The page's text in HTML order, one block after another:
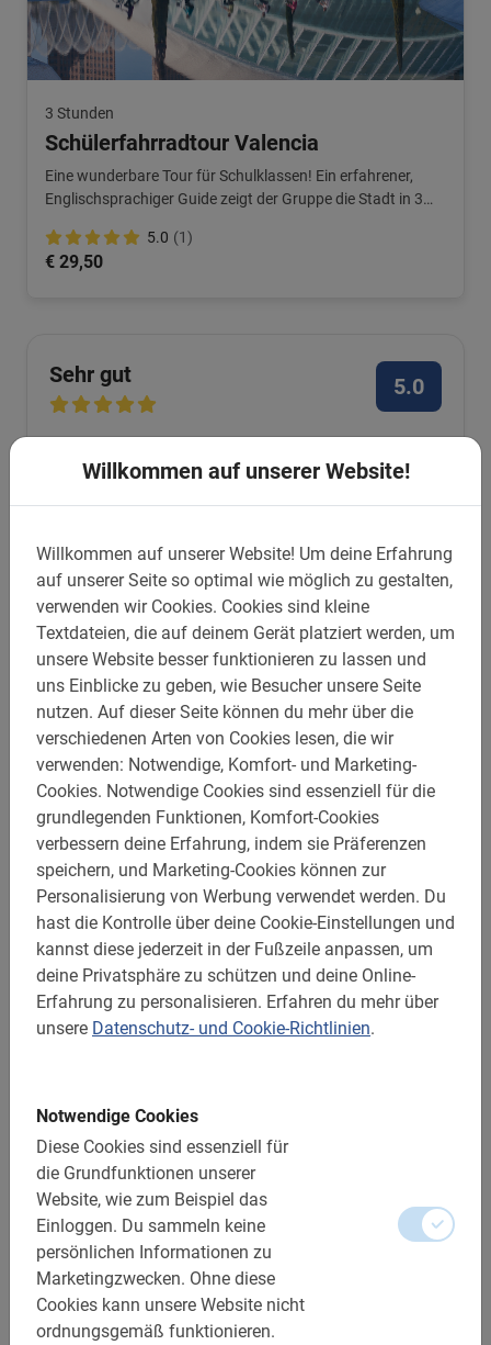
Willkommen auf unserer Website!
Willkommen auf unserer Website! Um deine Erfahrung
auf unserer Seite so optimal wie möglich zu gestalten,
verwenden wir Cookies. Cookies sind kleine
Textdateien, die auf deinem Gerät platziert werden, um
unsere Website besser funktionieren zu lassen und
uns Einblicke zu geben, wie Besucher unsere Seite
nutzen. Auf dieser Seite können du mehr über die
verschiedenen Arten von Cookies lesen, die wir
verwenden: Notwendige, Komfort- und Marketing-
Cookies. Notwendige Cookies sind essenziell für die
grundlegenden Funktionen, Komfort-Cookies
verbessern deine Erfahrung, indem sie Präferenzen
speichern, und Marketing-Cookies können zur
Personalisierung von Werbung verwendet werden. Du
hast die Kontrolle über deine Cookie-Einstellungen und
kannst diese jederzeit in der Fußzeile anpassen, um
deine Privatsphäre zu schützen und deine Online-
Erfahrung zu personalisieren. Erfahren du mehr über
unsere Datenschutz- und Cookie-Richtlinien.
Notwendige Cookies
Diese Cookies sind essenziell für
die Grundfunktionen unserer
Website, wie zum Beispiel das
Einloggen. Du sammeln keine
persönlichen Informationen zu
Marketingzwecken. Ohne diese
Cookies kann unsere Website nicht
ordnungsgemäß funktionieren.
3 Stunden
Schülerfahrradtour Valencia
Eine wunderbare Tour für Schulklassen! Ein erfahrener,
Englischsprachiger Guide zeigt der Gruppe die Stadt in 3
5.0 (1)
€ 29,50
Sehr gut 5.0
Dies ist, was unsere Kunden lieben
Valencia Highlights Fahrradtour
Absolut empfehlenswert! Wir waren nur
einen Tag in Valencia und die
dreistündige Fahrradtour hat uns einen
tollen Eindruck von der Stadt vermittelt!
Unser Guide hat uns viele interessante
Informationen gegeben! Informationen
zu Parkmöglichkeiten wurden uns per E-
Mail zugeschickt.
Valerie De Cuypere
26. Juli 2026
#1 Sightseeing mit dem Fahrrad
Für alle Altersgruppen geeignet
Die Stadt in wenigen Stunden
Stadtführung Valencia
Jetzt buchen!
Besuchst du die Stadt der Orangen? Mache eine
Da die Stadt relativ groß ist, ist es ratsam, sich durch
eine Fahrradtour einen Überblick über die
Sehenswürdigkeiten und schönsten Plätze zu
verschaffen. Genieße dieMeeresbrise während duunter
Palmendurch die schöne Universitätsstadt radelst.
Eine geführte Tour mit dem Rad ist optimal, da die Stadt
äußerst fahrradfreundlich ist und die wichtigsten
Sehenswürdigkeiten, wie dieCiudad de las Artes y de